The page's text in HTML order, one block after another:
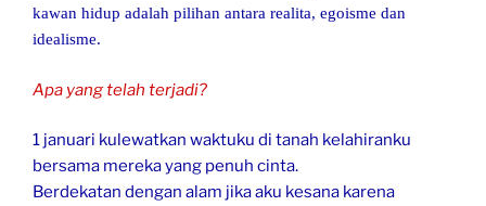
kawan hidup adalah pilihan antara realita, egoisme dan
idealisme.
Apa yang telah terjadi?
1 januari kulewatkan waktuku di tanah kelahiranku
bersama mereka yang penuh cinta.
Berdekatan dengan alam jika aku kesana karena